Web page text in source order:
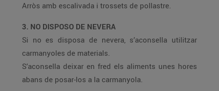
Arròs amb escalivada i trossets de pollastre.
3. NO DISPOSO DE NEVERA
Si no es disposa de nevera, s’aconsella utilitzar
carmanyoles de materials.
S’aconsella deixar en fred els aliments unes hores
abans de posar-los a la carmanyola.